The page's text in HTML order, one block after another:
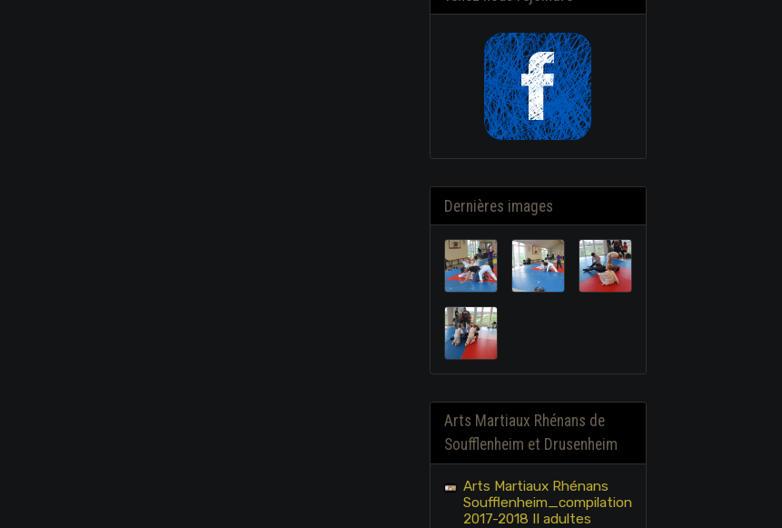
Dernières images
Arts Martiaux Rhénans de
Soufflenheim et Drusenheim
Arts Martiaux Rhénans
Soufflenheim_compilation
2017-2018 II adultes